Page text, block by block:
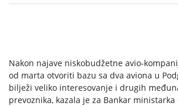
Nakon najave niskobudžetne avio-
od marta otvoriti bazu sa dva aviona u
bilježi veliko interesovanje i drugih
prevoznika, kazala je za Bankar